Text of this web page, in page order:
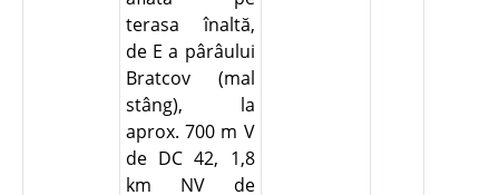
terasa înaltă,
de E a pârâului
Bratcov (mal
stâng), la
aprox. 700 m V
de DC 42, 1,8
km NV de